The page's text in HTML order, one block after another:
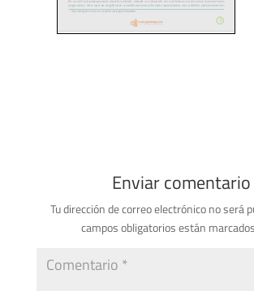
Enviar comentario
Tu dirección de correo electrónico no será
campos obligatorios están